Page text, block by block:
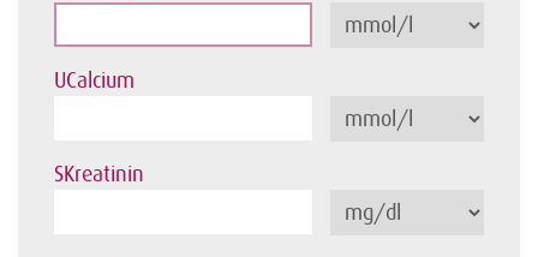
UCalcium
SKreatinin